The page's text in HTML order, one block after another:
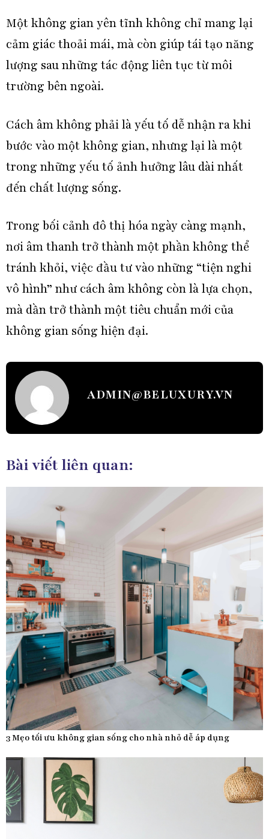
Một không gian yên tĩnh không chỉ mang lại
cảm giác thoải mái, mà còn giúp tái tạo năng
lượng sau những tác động liên tục từ môi
trường bên ngoài.
Cách âm không phải là yếu tố dễ nhận ra khi
bước vào một không gian, nhưng lại là một
trong những yếu tố ảnh hưởng lâu dài nhất
đến chất lượng sống.
Trong bối cảnh đô thị hóa ngày càng mạnh,
nơi âm thanh trở thành một phần không thể
tránh khỏi, việc đầu tư vào những “tiện nghi
vô hình” như cách âm không còn là lựa chọn,
mà dần trở thành một tiêu chuẩn mới của
không gian sống hiện đại.
ADMIN@BELUXURY.VN
Bài viết liên quan:
3 Mẹo tối ưu không gian sống cho nhà nhỏ dễ áp dụng